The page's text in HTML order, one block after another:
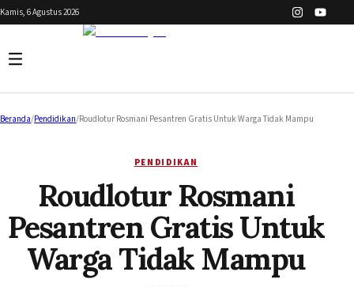
Kamis, 6 Agustus 2026
Beranda/Pendidikan/Roudlotur Rosmani Pesantren Gratis Untuk Warga Tidak Mampu
PENDIDIKAN
Roudlotur Rosmani
Pesantren Gratis Untuk
Warga Tidak Mampu